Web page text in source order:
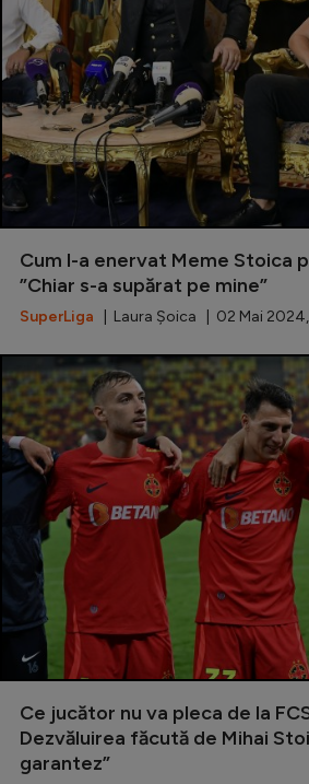
Cum l-a enervat Meme Stoica
”Chiar s-a supărat pe mine”
SuperLiga | Laura Șoica | 02 Mai 2024,
Ce jucător nu va pleca de la
Dezvăluirea făcută de Mihai
garantez”